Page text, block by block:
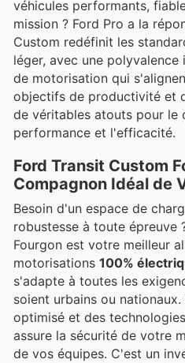
véhicules performants,
mission ? Ford Pro a la
Custom redéfinit les
léger, avec une
de motorisation qui
objectifs de productivité et
de véritables atouts pour le
performance et l'efficacité.
Ford Transit Custom
Compagnon Idéal de
Besoin d'un espace de
robustesse à toute épreuve
Fourgon est votre meilleur
motorisations 100%
s'adapte à toutes les
soient urbains ou
optimisé et des
assure la sécurité de votre
de vos équipes. C'est un